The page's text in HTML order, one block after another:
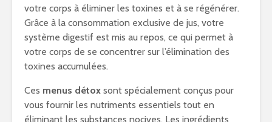
votre corps à éliminer les toxines et à se régénérer.
Grâce à la consommation exclusive de jus, votre
système digestif est mis au repos, ce qui permet à
votre corps de se concentrer sur l’élimination des
toxines accumulées.
Ces menus détox sont spécialement conçus pour
vous fournir les nutriments essentiels tout en
éliminant les substances nocives. Les ingrédients